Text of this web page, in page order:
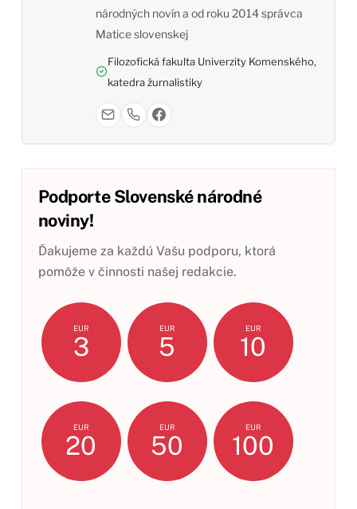
národných novín a od roku 2014 správca
Matice slovenskej
Filozofická fakulta Univerzity Komenského,
katedra žurnalistiky
Podporte Slovenské národné
noviny!
Ďakujeme za každú Vašu podporu, ktorá
pomôže v činnosti našej redakcie.
EUR
3
EUR
5
EUR
10
EUR
20
EUR
50
EUR
100